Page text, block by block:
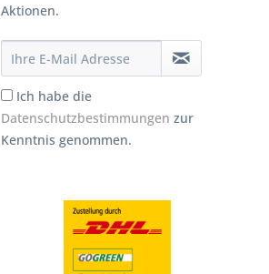
Aktionen.
Ich habe die
Datenschutzbestimmungen zur
Kenntnis genommen.